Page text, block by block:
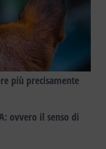
più precisamente
: ovvero il senso di